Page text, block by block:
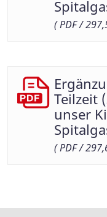
( PDF /
Teilzeit
unser
( PDF /